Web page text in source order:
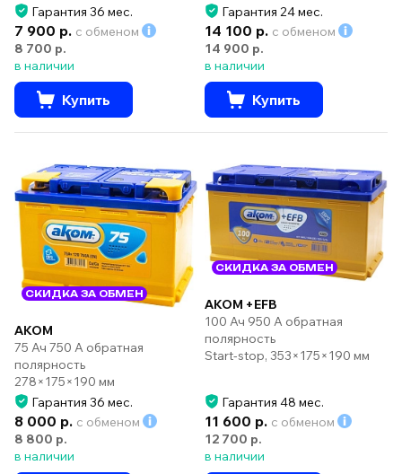
Гарантия 36 мес.
7 900 р. с обменом
8 700 р.
в наличии
Купить
Гарантия 24 мес.
14 100 р. с обменом
14 900 р.
в наличии
Купить
СКИДКА ЗА ОБМЕН
AKOM
75 Ач 750 А обратная
полярность
278×175×190 мм
Гарантия 36 мес.
8 000 р. с обменом
8 800 р.
в наличии
СКИДКА ЗА ОБМЕН
AKOM +EFB
100 Ач 950 А обратная
полярность
Start-stop, 353×175×190 мм
Гарантия 48 мес.
11 600 р. с обменом
12 700 р.
в наличии